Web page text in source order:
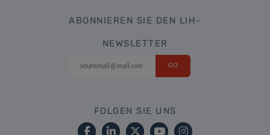
ABONNIEREN SIE DEN LIH-
NEWSLETTER
FOLGEN SIE UNS